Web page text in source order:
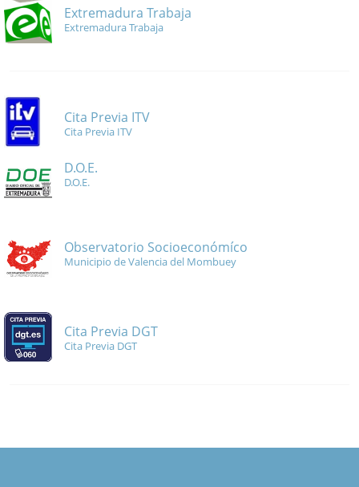
Extremadura Trabaja
Extremadura Trabaja
Cita Previa ITV
Cita Previa ITV
D.O.E.
D.O.E.
Observatorio Socioeconómíco
Municipio de Valencia del Mombuey
Cita Previa DGT
Cita Previa DGT